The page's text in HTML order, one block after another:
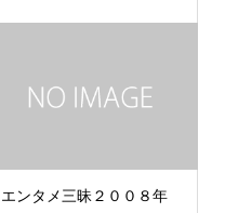
エンタメ三昧２００８年